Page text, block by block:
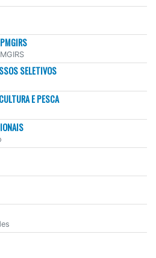
SELETIVOS
E PESCA